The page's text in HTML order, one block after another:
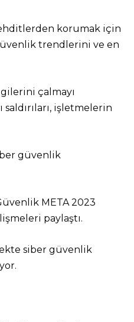
korumak için
trendlerini ve en
çalmayı
işletmelerin
güvenlik
META 2023
paylaştı.
siber güvenlik